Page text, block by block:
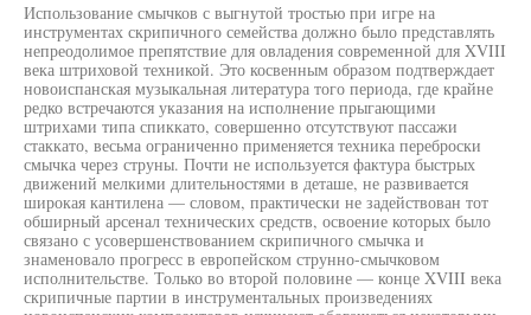
Использование смычков с выгнутой тростью при игре на
инструментах скрипичного семейства должно было представлять
непреодолимое препятствие для овладения современной для XVIII
века штриховой техникой. Это косвенным образом подтверждает
новоиспанская музыкальная литература того периода, где крайне
редко встречаются указания на исполнение прыгающими
штрихами типа спиккато, совершенно отсутствуют пассажи
стаккато, весьма ограниченно применяется техника переброски
смычка через струны. Почти не используется фактура быстрых
движений мелкими длительностями в деташе, не развивается
широкая кантилена — словом, практически не задействован тот
обширный арсенал технических средств, освоение которых было
связано с усовершенствованием скрипичного смычка и
знаменовало прогресс в европейском струнно-смычковом
исполнительстве. Только во второй половине — конце XVIII века
скрипичные партии в инструментальных произведениях